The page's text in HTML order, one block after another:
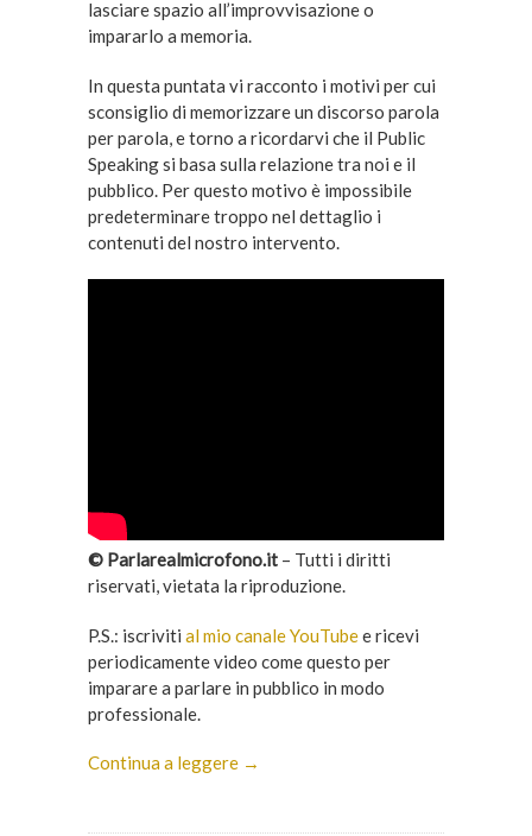
lasciare spazio all’improvvisazione o
impararlo a memoria.
In questa puntata vi racconto i motivi per cui
sconsiglio di memorizzare un discorso parola
per parola, e torno a ricordarvi che il Public
Speaking si basa sulla relazione tra noi e il
pubblico. Per questo motivo è impossibile
predeterminare troppo nel dettaglio i
contenuti del nostro intervento.
© Parlarealmicrofono.it– Tutti i diritti
riservati, vietata la riproduzione.
P.S.: iscriviti al mio canale YouTubee ricevi
periodicamente video come questo per
imparare a parlare in pubblico in modo
professionale.
Continua a leggere →